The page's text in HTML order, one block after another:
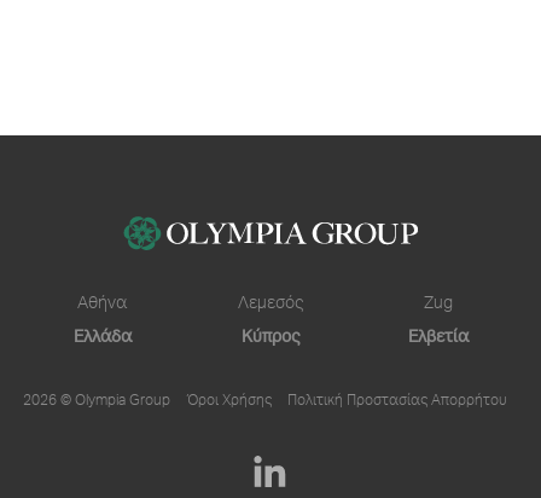
Αθήνα
Ελλάδα
Λεμεσός
Κύπρος
Zug
Ελβετία
2026 © Olympia Group Όροι Χρήσης Πολιτική Προστασίας Απορρήτου